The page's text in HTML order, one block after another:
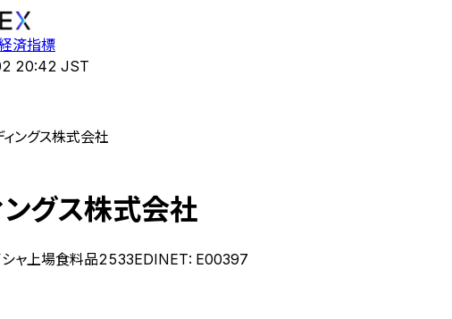
済指標
20:42 JST
ングス株式会社
グス株式会社
ャ 上場食料品2533EDINET: E00397